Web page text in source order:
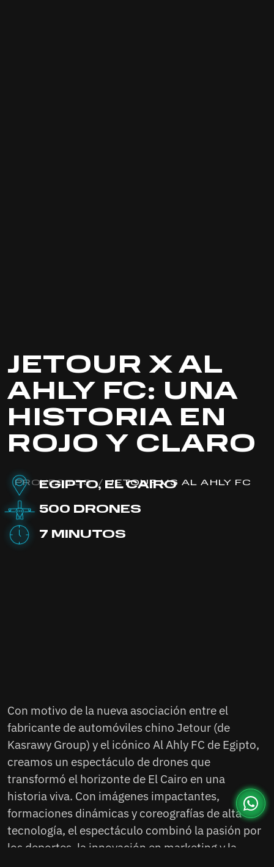
PROYECTOS / JETOUR VS AL AHLY FC
JETOUR X AL
AHLY FC: UNA
HISTORIA EN
ROJO Y CLARO
EGIPTO, EL CAIRO
500 DRONES
7 MINUTOS
Con motivo de la nueva asociación entre el
fabricante de automóviles chino Jetour (de
Kasrawy Group) y el icónico Al Ahly FC de Egipto,
creamos un espectáculo de drones que
transformó el horizonte de El Cairo en una
historia viva. Con imágenes impactantes,
formaciones dinámicas y coreografías de alta
tecnología, el espectáculo combinó la pasión por
los deportes, la innovación en marketing y la